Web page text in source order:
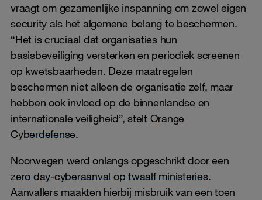
vraagt om gezamenlijke inspanning om zowel eigen
security als het algemene belang te beschermen.
“Het is cruciaal dat organisaties hun
basisbeveiliging versterken en periodiek screenen
op kwetsbaarheden. Deze maatregelen
beschermen niet alleen de organisatie zelf, maar
hebben ook invloed op de binnenlandse en
internationale veiligheid”, stelt Orange
Cyberdefense.
Noorwegen werd onlangs opgeschrikt door een
zero day-cyberaanval op twaalf ministeries.
Aanvallers maakten hierbij misbruik van een toen